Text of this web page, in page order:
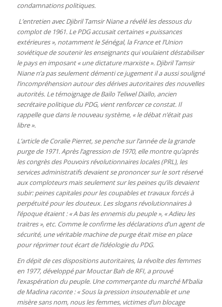
condamnations politiques.
L’entretien avec Djibril Tamsir Niane a révélé les dessous du
complot de 1961. Le PDG accusait certaines « puissances
extérieures », notamment le Sénégal, la France et l’Union
soviétique de soutenir les enseignants qui voulaient déstabiliser
le pays en imposant « une dictature marxiste ». Djibril Tamsir
Niane n’a pas seulement démenti ce jugement il a aussi souligné
l’incompréhension autour des dérives autoritaires des nouvelles
autorités. Le témoignage de Baïlo Teliwel Diallo, ancien
secrétaire politique du PDG, vient renforcer ce constat. Il
rappelle que dans le nouveau système, « le débat n’était pas
libre ».
L’article de Coralie Pierret, se penche sur l’année de la grande
purge de 1971. Après l’agression de 1970, elle montre qu’après
les congrès des Pouvoirs révolutionnaires locales (PRL), les
services administratifs devaient se prononcer sur le sort réservé
aux comploteurs mais seulement sur les peines qu’ils devaient
subir: peines capitales pour les coupables et travaux forcés à
perpétuité pour les douteux. Les slogans révolutionnaires à
l’époque étaient : « A bas les ennemis du peuple », « Adieu les
traitres », etc. Comme le confirme les déclarations d’un agent de
sécurité, une véritable machine de purge était mise en place
pour réprimer tout écart de l’idéologie du PDG.
En dépit de ces dispositions autoritaires, la révolte des femmes
en 1977, développé par Mouctar Bah de RFI, a prouvé
l’exaspération du peuple. Une commerçante du marché M’balia
de Madina raconte : « Sous la pression insoutenable et une
misère sans nom, nous les femmes, victimes d’un blocage